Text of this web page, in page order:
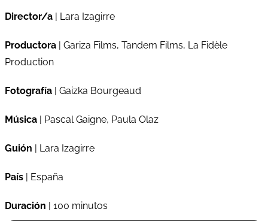
Director/a | Lara Izagirre
Productora | Gariza Films, Tandem Films, La Fidèle
Production
Fotografía | Gaizka Bourgeaud
Música | Pascal Gaigne, Paula Olaz
Guión | Lara Izagirre
País | España
Duración | 100 minutos